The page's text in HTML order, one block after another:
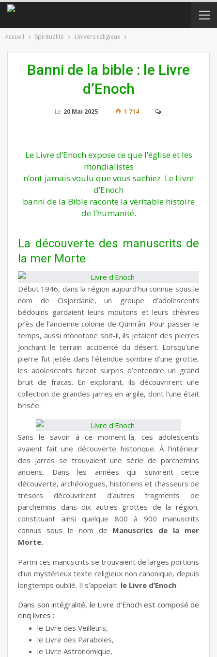
Accueil Spiritualité Univers religieux
Banni de la bible : le Livre
d’Enoch
Le 20 Mai 2025 1 714
Le Livre d’Enoch expose ce que l’église et les
mondialistes
n’ont jamais voulu que vous sachiez. Le Livre
d’Enoch
banni de la Bible raconte la véritable histoire
de l’humanité.
La découverte des manuscrits de
la mer Morte
Début 1946, dans la région aujourd’hui connue sous le
nom de Cisjordanie, un groupe d’adolescents
bédouins gardaient leurs moutons et leurs chèvres
près de l’ancienne colonie de Qumrân. Pour passer le
temps, aussi monotone soit-il, ils jetaient des pierres
jonchant le terrain accidenté du désert. Lorsqu’une
pierre fut jetée dans l’étendue sombre d’une grotte,
les adolescents furent surpris d’entendre un grand
bruit de fracas. En explorant, ils découvrirent une
collection de grandes jarres en argile, dont l’une était
brisée.
Sans le savoir à ce moment-là, ces adolescents
avaient fait une découverte historique. À l’intérieur
des jarres se trouvaient une série de parchemins
anciens. Dans les années qui suivirent cette
découverte, archéologues, historiens et chasseurs de
trésors découvrirent d’autres fragments de
parchemins dans dix autres grottes de la région,
constituant ainsi quelque 800 à 900 manuscrits
connus sous le nom de Manuscrits de la mer
Morte.
Parmi ces manuscrits se trouvaient de larges portions
d’un mystérieux texte religieux non canonique, depuis
longtemps oublié. Il s’appelait le Livre d’Enoch .
Dans son intégralité, le Livre d’Enoch est composé de
cinq livres :
le Livre des Veilleurs,
le Livre des Paraboles,
le Livre Astronomique,